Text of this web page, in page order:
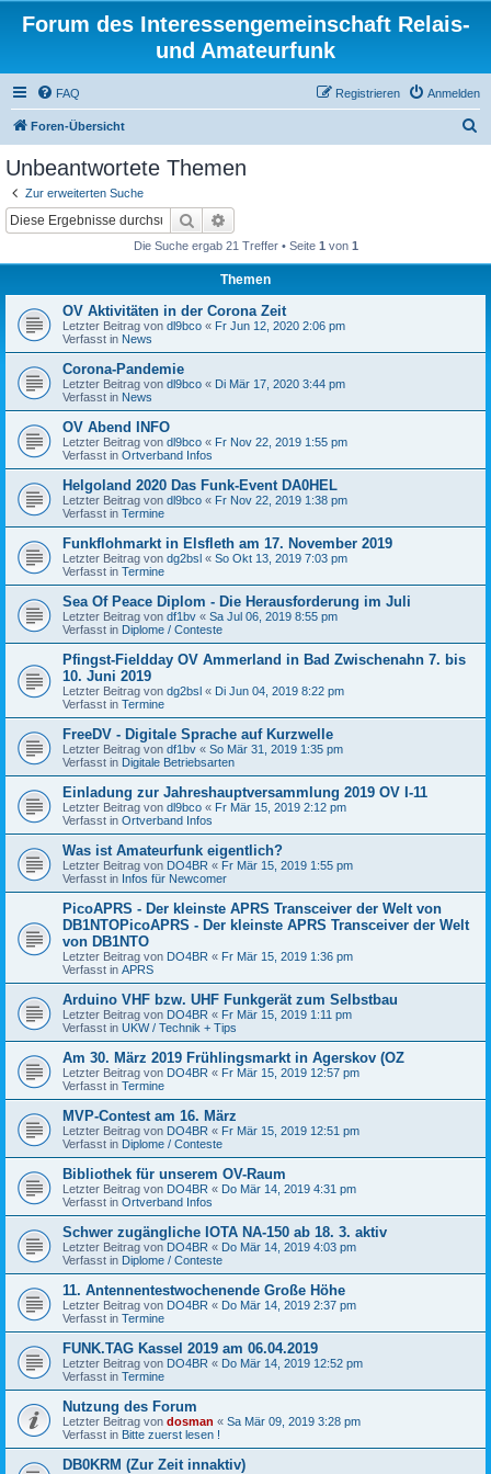
Forum des Interessengemeinschaft Relais-
und Amateurfunk
FAQ Anmelden
Registrieren
Foren-Übersicht
Unbeantwortete Themen
Zur erweiterten Suche
Suche
Die Suche ergab 21 Treffer • Seite 1 von 1
Themen
OV Aktivitäten in der Corona Zeit
Letzter Beitrag von dl9bco « Fr Jun 12, 2020 2:06 pm
Verfasst in News
Corona-Pandemie
Letzter Beitrag von dl9bco « Di Mär 17, 2020 3:44 pm
Verfasst in News
OV Abend INFO
Letzter Beitrag von dl9bco « Fr Nov 22, 2019 1:55 pm
Verfasst in Ortverband Infos
Helgoland 2020 Das Funk-Event DA0HEL
Letzter Beitrag von dl9bco « Fr Nov 22, 2019 1:38 pm
Verfasst in Termine
Funkflohmarkt in Elsfleth am 17. November 2019
Letzter Beitrag von dg2bsl « So Okt 13, 2019 7:03 pm
Verfasst in Termine
Sea Of Peace Diplom - Die Herausforderung im Juli
Letzter Beitrag von df1bv « Sa Jul 06, 2019 8:55 pm
Verfasst in Diplome / Conteste
Pfingst-Fieldday OV Ammerland in Bad Zwischenahn 7. bis
10. Juni 2019
Letzter Beitrag von dg2bsl « Di Jun 04, 2019 8:22 pm
Verfasst in Termine
FreeDV - Digitale Sprache auf Kurzwelle
Letzter Beitrag von df1bv « So Mär 31, 2019 1:35 pm
Verfasst in Digitale Betriebsarten
Einladung zur Jahreshauptversammlung 2019 OV I-11
Letzter Beitrag von dl9bco « Fr Mär 15, 2019 2:12 pm
Verfasst in Ortverband Infos
Was ist Amateurfunk eigentlich?
Letzter Beitrag von DO4BR « Fr Mär 15, 2019 1:55 pm
Verfasst in Infos für Newcomer
PicoAPRS - Der kleinste APRS Transceiver der Welt von
DB1NTOPicoAPRS - Der kleinste APRS Transceiver der Welt
von DB1NTO
Letzter Beitrag von DO4BR « Fr Mär 15, 2019 1:36 pm
Verfasst in APRS
Arduino VHF bzw. UHF Funkgerät zum Selbstbau
Letzter Beitrag von DO4BR « Fr Mär 15, 2019 1:11 pm
Verfasst in UKW / Technik + Tips
Am 30. März 2019 Frühlingsmarkt in Agerskov (OZ
Letzter Beitrag von DO4BR « Fr Mär 15, 2019 12:57 pm
Verfasst in Termine
MVP-Contest am 16. März
Letzter Beitrag von DO4BR « Fr Mär 15, 2019 12:51 pm
Verfasst in Diplome / Conteste
Bibliothek für unserem OV-Raum
Letzter Beitrag von DO4BR « Do Mär 14, 2019 4:31 pm
Verfasst in Ortverband Infos
Schwer zugängliche IOTA NA-150 ab 18. 3. aktiv
Letzter Beitrag von DO4BR « Do Mär 14, 2019 4:03 pm
Verfasst in Diplome / Conteste
11. Antennentestwochenende Große Höhe
Letzter Beitrag von DO4BR « Do Mär 14, 2019 2:37 pm
Verfasst in Termine
FUNK.TAG Kassel 2019 am 06.04.2019
Letzter Beitrag von DO4BR « Do Mär 14, 2019 12:52 pm
Verfasst in Termine
Nutzung des Forum
Letzter Beitrag von dosman « Sa Mär 09, 2019 3:28 pm
Verfasst in Bitte zuerst lesen !
DB0KRM (Zur Zeit innaktiv)